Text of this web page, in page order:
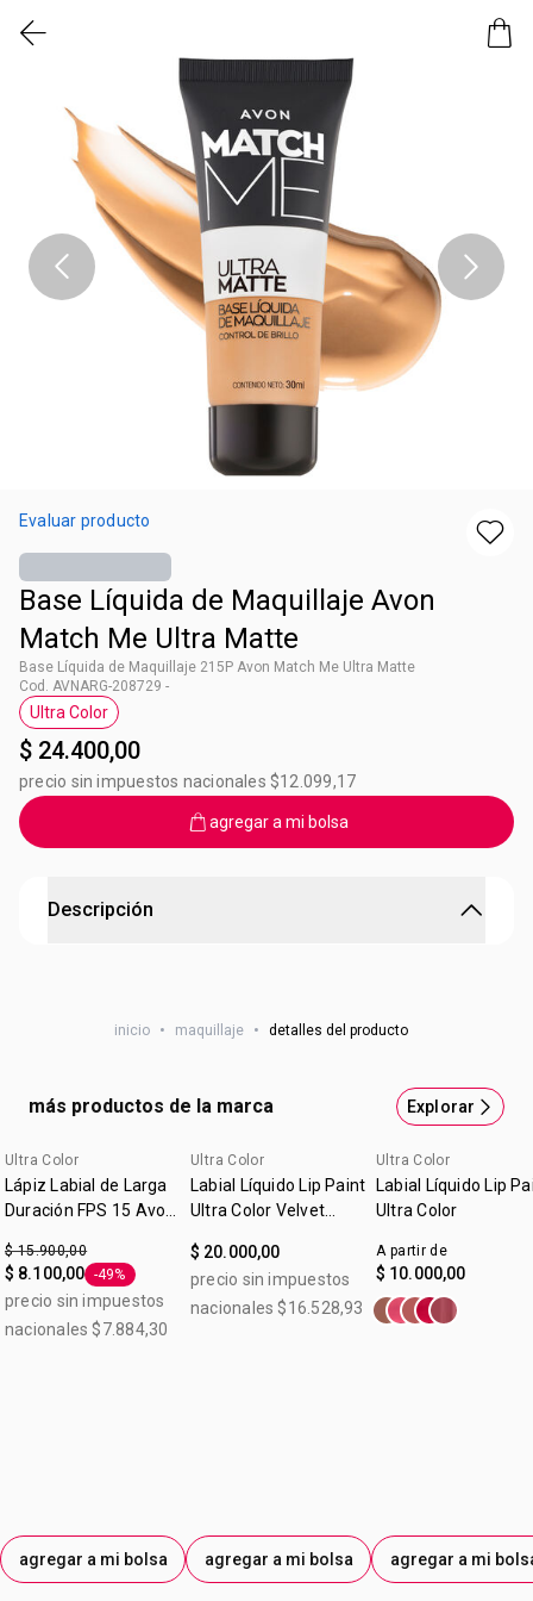
Evaluar producto
Base Líquida de Maquillaje Avon
Match Me Ultra Matte
Base Líquida de Maquillaje 215P Avon Match Me Ultra Matte
Cod. AVNARG-208729 -
Etiqueta Ultra Color
Ultra Color
$ 24.400,00
precio sin impuestos nacionales $12.099,17
agregar a mi bolsa
Descripción
Tecnologia IQ: Con cobertura media a completa y
para un match perfecto. Luce y se siente suave, ligera y
natural. No obstruye los poros.
inicio • maquillaje • detalles del producto
más productos de la marca Explorar
Ultra Color
Lápiz Labial de Larga
Duración FPS 15 Avon
$ 15.900,00
$ 8.100,00 Etiqueta -49%
-49%
precio sin impuestos
nacionales $7.884,30
agregar a mi bolsa
Ultra Color
Labial Líquido Lip Paint
Ultra Color Velvet
$ 20.000,00
precio sin impuestos
nacionales $16.528,93
agregar a mi bolsa
Ultra Color
Labial Líquido Lip
Ultra Color
A partir de
$ 10.000,00
agregar a mi